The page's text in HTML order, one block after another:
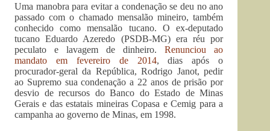
Uma manobra para evitar a condenação se deu no ano
passado com o chamado mensalão mineiro, também
conhecido como mensalão tucano. O ex-deputado
tucano Eduardo Azeredo (PSDB-MG) era réu por
peculato e lavagem de dinheiro.Renunciou ao
mandato em fevereiro de 2014, dias após o
procurador-geral da República, Rodrigo Janot, pedir
ao Supremo sua condenação a 22 anos de prisão por
desvio de recursos do Banco do Estado de Minas
Gerais e das estatais mineiras Copasa e Cemig para a
campanha ao governo de Minas, em 1998.